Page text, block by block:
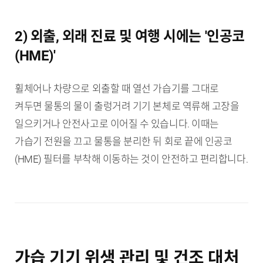
2) 외출, 외래 진료 및 여행 시에는 '인공코
(HME)'
휠체어나 차량으로 외출할 때 열선 가습기를 그대로
켜두면 물통의 물이 출렁거려 기기 본체로 역류해 고장을
일으키거나 안전사고로 이어질 수 있습니다. 이때는
가습기 전원을 끄고 물통을 분리한 뒤 회로 끝에 인공코
(HME) 필터를 부착해 이동하는 것이 안전하고 편리합니다.
가습 기기 위생 관리 및 건조 대처